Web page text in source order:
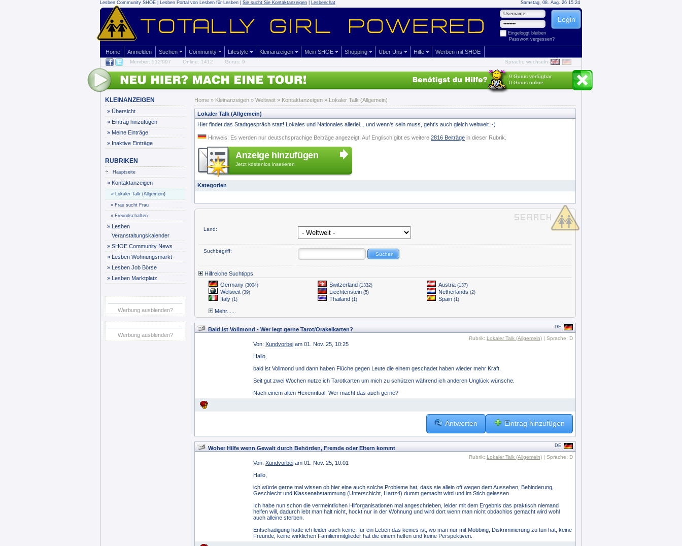
Lesben Community SHOE | Lesben Portal von Lesben für Lesben | Sie sucht Sie Kontaktanzeigen Lesbenchat Samstag, 08. Aug. 26 15:24
Eingeloggt bleiben
Passwort vergessen?
Home Anmelden Suchen Community Lifestyle Kleinanzeigen Mein SHOE Shopping Über Uns Hilfe Werben mit SHOE
Member: 512'997 Online: 1412 Gurus: 9 Sprache wechseln
9 Gurus verfügbar
0 Gurus online
KLEINANZEIGEN
» Übersicht
» Eintrag hinzufügen
» Meine Einträge
» Inaktive Einträge
RUBRIKEN
Hauptseite
» Kontaktanzeigen
» Lokaler Talk (Allgemein)
» Frau sucht Frau
» Freundschaften
» Lesben
Veranstaltungskalender
» SHOE Community News
» Lesben Wohnungsmarkt
» Lesben Job Börse
» Lesben Marktplatz
Werbung ausblenden?
Werbung ausblenden?
Home » Kleinanzeigen » Weltweit » Kontaktanzeigen » Lokaler Talk (Allgemein)
Lokaler Talk (Allgemein)
Hier findet das Stadtgespräch statt! Lokales und Nationales allerlei... und wenn's sein muss, geht's auch gleich weltweit ;-)
Hinweis: Es werden nur deutschsprachige Beiträge angezeigt. Auf Englisch gibt es weitere 2816 Beiträge in dieser Rubrik.
Anzeige hinzufügen
Jetzt kostenlos inserieren
Kategorien
Land:
Suchbegriff:
Hilfreiche Suchtipps
Germany (3004) Switzerland (1332) Austria (137)
Weltweit (39) Liechtenstein (5) Netherlands (2)
Italy (1) Thailand (1) Spain (1)
Mehr......
Bald ist Vollmond - Wer legt gerne Tarot/Orakelkarten? DE
Rubrik: Lokaler Talk (Allgemein) | Sprache: D
Von: Xundvorbei am 01. Nov. 25, 10:25
Hallo,
bald ist Vollmond und dann haben Flüche gegen Leute die einem geschadet haben wieder mehr Kraft.
Seit gut zwei Wochen nutze ich Tarotkarten um mich zu schützen während ich anderen Unglück wünsche.
Nach einem alten Hexenritual. Wer macht das auch gerne?
Antworten Eintrag hinzufügen
Woher Hilfe wenn Gewalt durch Behörden, Fremde oder Eltern kommt DE
Rubrik: Lokaler Talk (Allgemein) | Sprache: D
Von: Xundvorbei am 01. Nov. 25, 10:01
Hallo,
ich würde gerne mal wissen ob hier eine auch solche Probleme hat, dass sie allein oft wegen dem Aussehen, Behinderung,
Geschlecht und Klassenabstammung (Unterschicht, Hartz4) dumm gemacht wird und im Stich gelassen.
Ich habe nun schon die vermeintlichen Hilforganisationen mal angeschrieben, leider mit dem Ergebnis das praktisch niemand
helfen will, dadurch lebt man halt nicht, hockt nur in der Wohnung und wird dort wenn man nicht obdachlos gemacht wird wohl
auch alleine sterben.
Entschädigung hatte ich leider auch keine, für ein Leben das keines ist, wo man nur mit Mobbing, Diskriminierung zu tun hat, keine
Freunde, keine wirklichen Familienmitglieder hat die einem helfen und keine Perspektiven.